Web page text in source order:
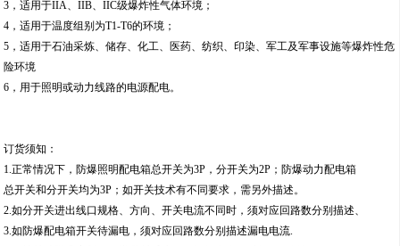
3，适用于IIA、IIB、IIC级爆炸性气体环境；
4，适用于温度组别为T1-T6的环境；
5，适用于石油采炼、储存、化工、医药、纺织、印染、军工及军事设施等爆炸性危
险环境
6，用于照明或动力线路的电源配电。
订货须知：
1.正常情况下，防爆照明配电箱总开关为3P，分开关为2P；防爆动力配电箱
总开关和分开关均为3P；如开关技术有不同要求，需另外描述。
2.如分开关进出线口规格、方向、开关电流不同时，须对应回路数分别描述、
3.如防爆配电箱开关待漏电，须对应回路数分别描述漏电电流.